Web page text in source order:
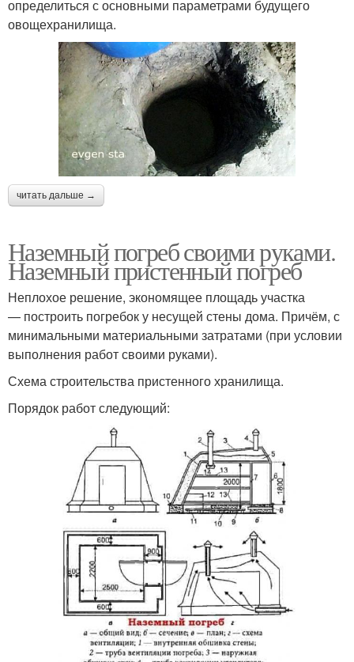
определиться с основными параметрами будущего
овощехранилища.
читать дальше →
Наземный погреб своими руками.
Наземный пристенный погреб
Неплохое решение, экономящее площадь участка
— построить погребок у несущей стены дома. Причём, с
минимальными материальными затратами (при условии
выполнения работ своими руками).
Схема строительства пристенного хранилища.
Порядок работ следующий: